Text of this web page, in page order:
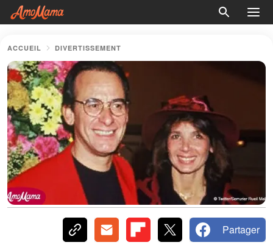
ACCUEIL DIVERTISSEMENT
Partager